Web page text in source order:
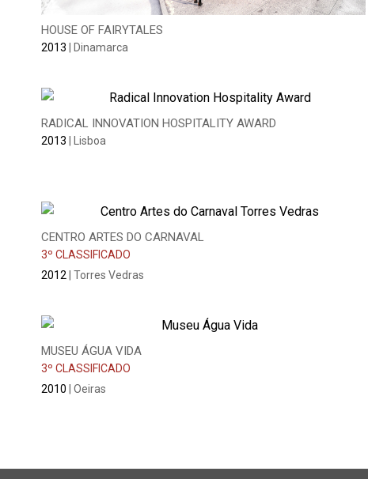
HOUSE OF FAIRYTALES
2013 | Dinamarca
RADICAL INNOVATION HOSPITALITY AWARD
2013 | Lisboa
CENTRO ARTES DO CARNAVAL
3º CLASSIFICADO
2012 | Torres Vedras
MUSEU ÁGUA VIDA
3º CLASSIFICADO
2010 | Oeiras